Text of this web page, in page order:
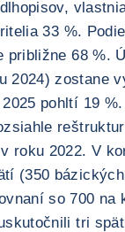
33 %.
približne 68 %.
2024) zostane
pohltí 19
roku 2022. V
(350
so 700 na
tri